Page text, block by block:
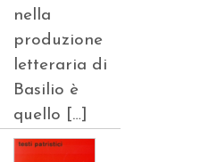
nella
produzione
letteraria di
Basilio è
quello […]